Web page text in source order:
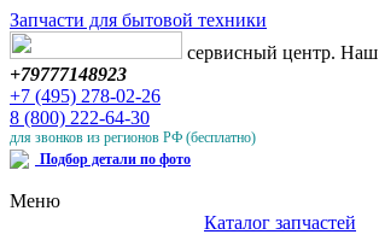
Запчасти для бытовой техники
сервисный центр. Наш
+79777148923
+7 (495) 278-02-26
8 (800) 222-64-30
для звонков из регионов РФ (бесплатно)
Подбор детали по фото
Меню
Каталог запчастей